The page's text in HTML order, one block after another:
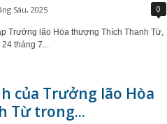
Sáu, 2025 0
Trưởng lão Hòa thượng Thích Thanh Từ,
tháng 7...
của Trưởng lão Hòa
Từ trong...